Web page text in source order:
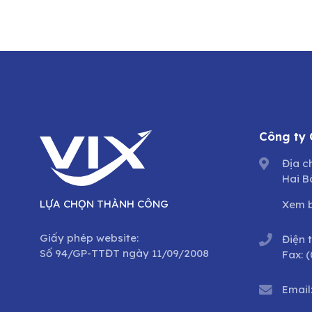
LỰA CHỌN THÀNH CÔNG
Giấy phép website:
Số 94/GP-TTĐT ngày 11/09/2008
Công ty
Địa
Hai
Xem
Điện
Fax: